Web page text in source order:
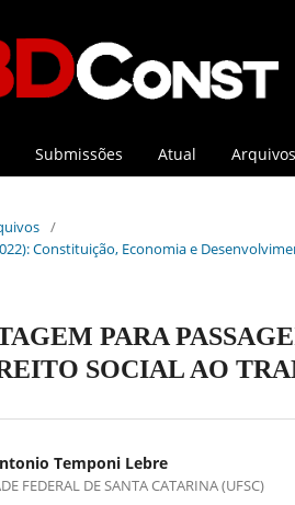
Submissões Atual Arquivos
/
Constituição, Economia e
PARA
SOCIAL AO
Temponi Lebre
FEDERAL DE SANTA CATARINA (UFSC)